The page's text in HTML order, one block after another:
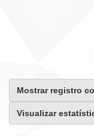
Mostrar registro
Visualizar